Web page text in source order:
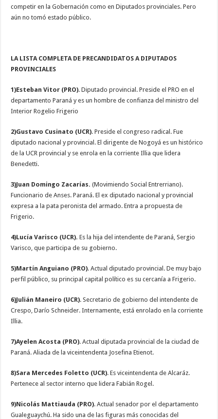
competir en la Gobernación como en Diputados provinciales. Pero
aún no tomó estado público.
LA LISTA COMPLETA DE PRECANDIDATOS A DIPUTADOS
PROVINCIALES
1)Esteban Vitor (PRO). Diputado provincial. Preside el PRO en el
departamento Paraná y es un hombre de confianza del ministro del
Interior Rogelio Frigerio
2)Gustavo Cusinato (UCR). Preside el congreso radical. Fue
diputado nacional y provincial. El dirigente de Nogoyá es un histórico
de la UCR provincial y se enrola en la corriente Illia que lidera
Benedetti.
3)Juan Domingo Zacarías. (Movimiendo Social Entrerriano).
Funcionario de Anses. Paraná. El ex diputado nacional y provincial
expresa a la pata peronista del armado. Entra a propuesta de
Frigerio.
4)Lucía Varisco (UCR).Es la hija del intendente de Paraná, Sergio
Varisco, que participa de su gobierno.
5)Martín Anguiano (PRO). Actual diputado provincial. De muy bajo
perfil público, su principal capital político es su cercanía a Frigerio.
6)Julián Maneiro (UCR). Secretario de gobierno del intendente de
Crespo, Darío Schneider. Internamente, está enrolado en la corriente
Illia.
7)Ayelen Acosta (PRO). Actual diputada provincial de la ciudad de
Paraná. Aliada de la viceintendenta Josefina Etienot.
8)Sara Mercedes Foletto (UCR). Es viceintendenta de Alcaráz.
Pertenece al sector interno que lidera Fabián Rogel.
9)Nicolás Mattiauda (PRO). Actual senador por el departamento
Gualeguaychú. Ha sido una de las figuras más conocidas del